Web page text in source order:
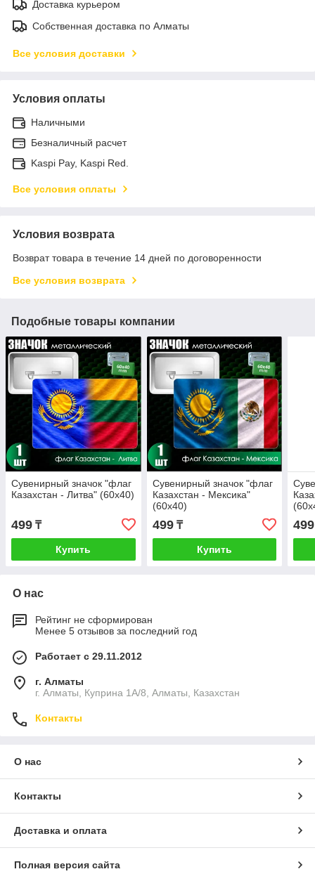
Доставка курьером
Собственная доставка по Алматы
Все условия доставки
Условия оплаты
Наличными
Безналичный расчет
Kaspi Pay, Kaspi Red.
Все условия оплаты
Условия возврата
Возврат товара в течение 14 дней по договоренности
Все условия возврата
Подобные товары компании
Сувенирный значок "флаг
Казахстан - Литва" (60х40)
499 ₸
Купить
Сувенирный значок "флаг
Казахстан - Мексика"
(60х40)
499₸
Купить
499
О нас
Рейтинг не сформирован
Менее 5 отзывов за последний год
Работает с 29.11.2012
г. Алматы
г. Алматы, Куприна 1А/8, Алматы, Казахстан
Контакты
О нас
Контакты
Доставка и оплата
Полная версия сайта